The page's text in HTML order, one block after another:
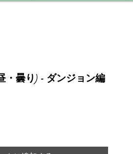
・曇り) - ダンジョン編